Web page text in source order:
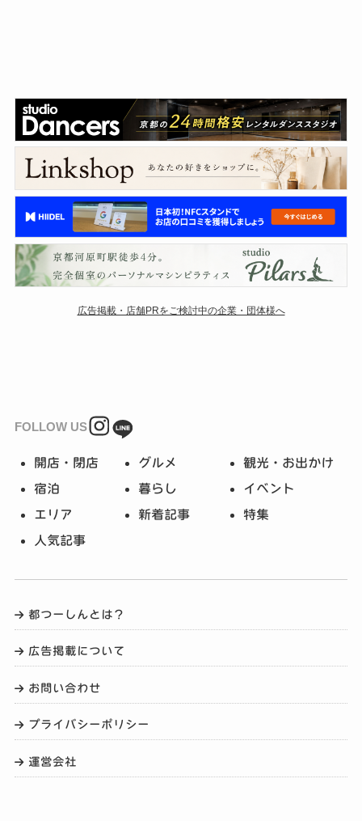
広告掲載・店舗PRをご検討中の企業・団体様へ
FOLLOW US
開店・閉店 グルメ 観光・お出かけ
宿泊 暮らし イベント
エリア 新着記事 特集
人気記事
都つーしんとは？
広告掲載について
お問い合わせ
プライバシーポリシー
運営会社